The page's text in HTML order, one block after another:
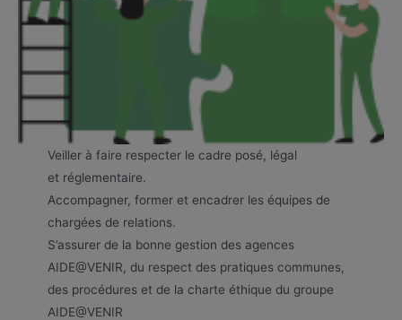
Veiller à faire respecter le cadre posé, légal
et réglementaire.
Accompagner, former et encadrer les équipes de
chargées de relations.
S’assurer de la bonne gestion des agences
AIDE@VENIR, du respect des pratiques communes,
des procédures et de la charte éthique du groupe
AIDE@VENIR